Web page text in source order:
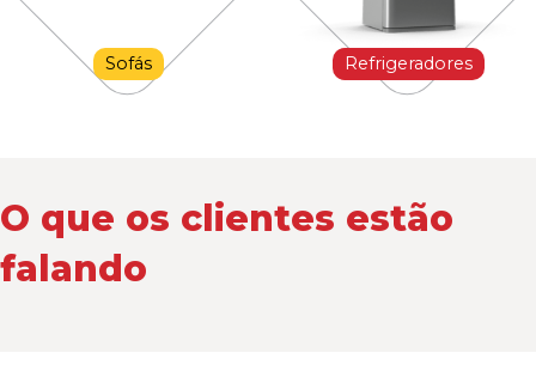
Sofás Refrigeradores
O que os clientes estão
falando